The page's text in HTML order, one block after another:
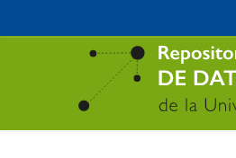
contenido